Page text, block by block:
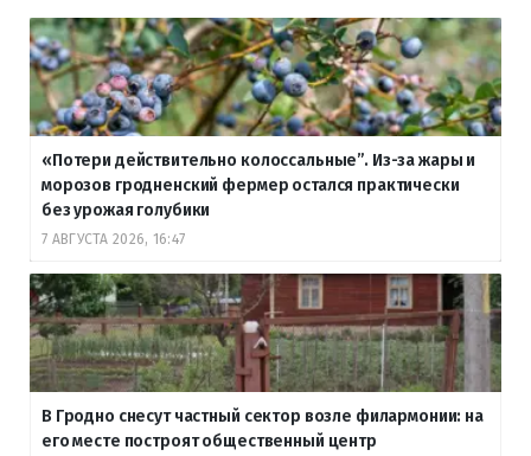
«Потери действительно колоссальные”. Из-за жары и
морозов гродненский фермер остался практически
без урожая голубики
7 АВГУСТА 2026, 16:47
В Гродно снесут частный сектор возле филармонии: на
его месте построят общественный центр